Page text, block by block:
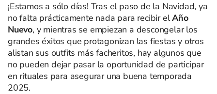
¡Estamos a sólo días! Tras el paso de la Navidad, ya
no falta prácticamente nada para recibir elAño
Nuevo, y mientras se empiezan a descongelar los
grandes éxitos que protagonizan las fiestas y otros
alistan sus outfits más facheritos, hay algunos que
no pueden dejar pasar la oportunidad de participar
en rituales para asegurar una buena temporada
2025.